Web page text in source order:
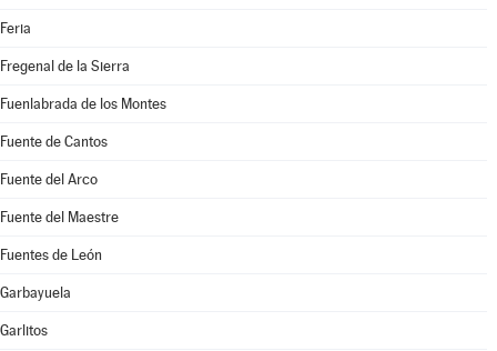
Feria
Fregenal de la Sierra
Fuenlabrada de los Montes
Fuente de Cantos
Fuente del Arco
Fuente del Maestre
Fuentes de León
Garbayuela
Garlitos